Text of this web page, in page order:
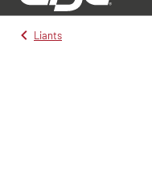
Liants